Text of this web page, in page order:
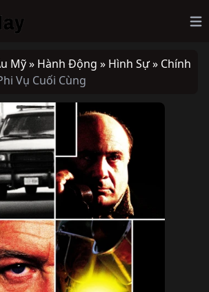
Mỹ » Hành Động » Hình Sự » Chính
Vụ Cuối Cùng